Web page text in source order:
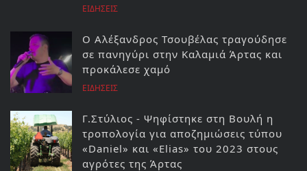
ΕΙΔΗΣΕΙΣ
Ο Αλέξανδρος Τσουβέλας τραγούδησε
σε πανηγύρι στην Καλαμιά Άρτας και
προκάλεσε χαμό
ΕΙΔΗΣΕΙΣ
Γ.Στύλιος - Ψηφίστηκε στη Βουλή η
τροπολογία για αποζημιώσεις τύπου
«Daniel» και «Elias» του 2023 στους
αγρότες της Άρτας